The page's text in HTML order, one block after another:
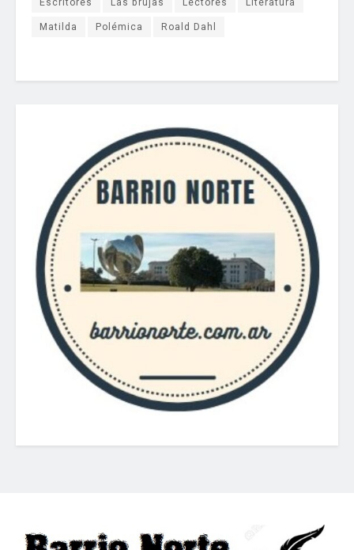
Matilda
Polémica Roald Dahl